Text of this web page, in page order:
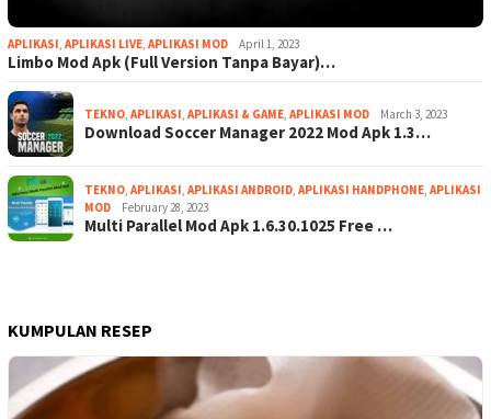
APLIKASI, APLIKASI LIVE, APLIKASI MOD April 1, 2023
Limbo Mod Apk (Full Version Tanpa Bayar)…
TEKNO, APLIKASI, APLIKASI & GAME, APLIKASI MOD March 3, 2023
Download Soccer Manager 2022 Mod Apk 1.3…
TEKNO, APLIKASI, APLIKASI ANDROID, APLIKASI HANDPHONE, APLIKASI
MOD
February 28, 2023
Multi Parallel Mod Apk 1.6.30.1025 Free …
KUMPULAN RESEP